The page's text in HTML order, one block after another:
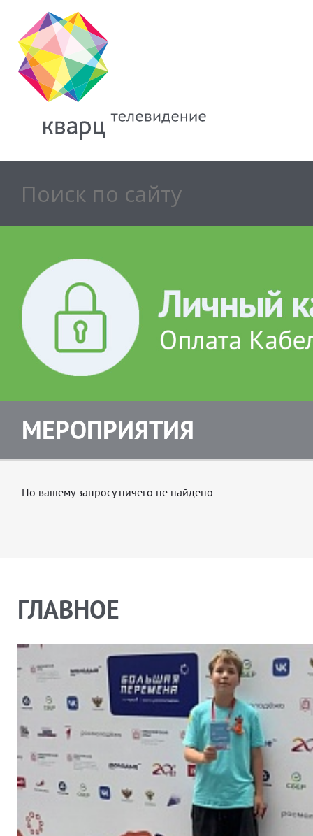
МЕРОПРИЯТИЯ
По вашему запросу ничего не найдено
ГЛАВНОЕ